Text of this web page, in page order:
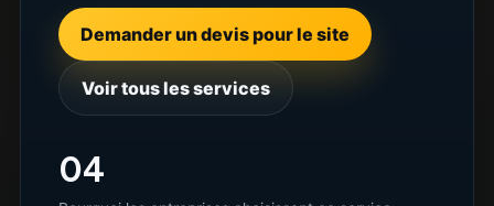
Demander un devis pour le site
Voir tous les services
04